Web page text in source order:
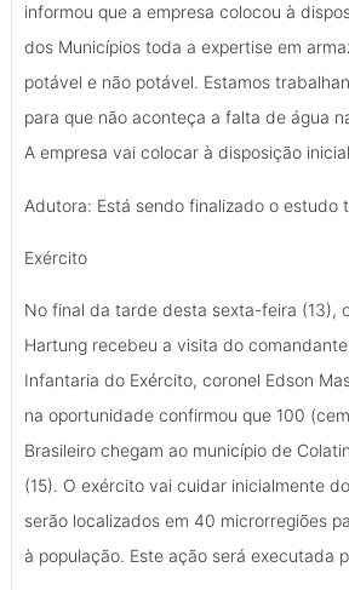
informou que a empresa colocou à
dos Municípios toda a expertise em
potável e não potável. Estamos
para que não aconteça a falta de água
A empresa vai colocar à disposição
Adutora: Está sendo finalizado o estudo
Exército
No final da tarde desta sexta-feira (13),
Hartung recebeu a visita do
Infantaria do Exército, coronel Edson
na oportunidade confirmou que 100
Brasileiro chegam ao município de
(15). O exército vai cuidar inicialmente
serão localizados em 40 microrregiões
à população. Este ação será executada